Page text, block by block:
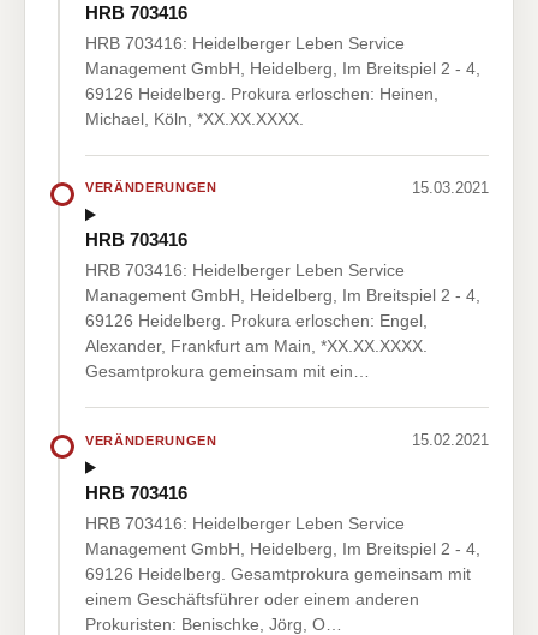
HRB 703416
HRB 703416: Heidelberger Leben Service
Management GmbH, Heidelberg, Im Breitspiel 2 - 4,
69126 Heidelberg. Prokura erloschen: Heinen,
Michael, Köln, *XX.XX.XXXX.
VERÄNDERUNGEN 15.03.2021
HRB 703416
HRB 703416: Heidelberger Leben Service
Management GmbH, Heidelberg, Im Breitspiel 2 - 4,
69126 Heidelberg. Prokura erloschen: Engel,
Alexander, Frankfurt am Main, *XX.XX.XXXX.
Gesamtprokura gemeinsam mit ein…
VERÄNDERUNGEN 15.02.2021
HRB 703416
HRB 703416: Heidelberger Leben Service
Management GmbH, Heidelberg, Im Breitspiel 2 - 4,
69126 Heidelberg. Gesamtprokura gemeinsam mit
einem Geschäftsführer oder einem anderen
Prokuristen: Benischke, Jörg, O…